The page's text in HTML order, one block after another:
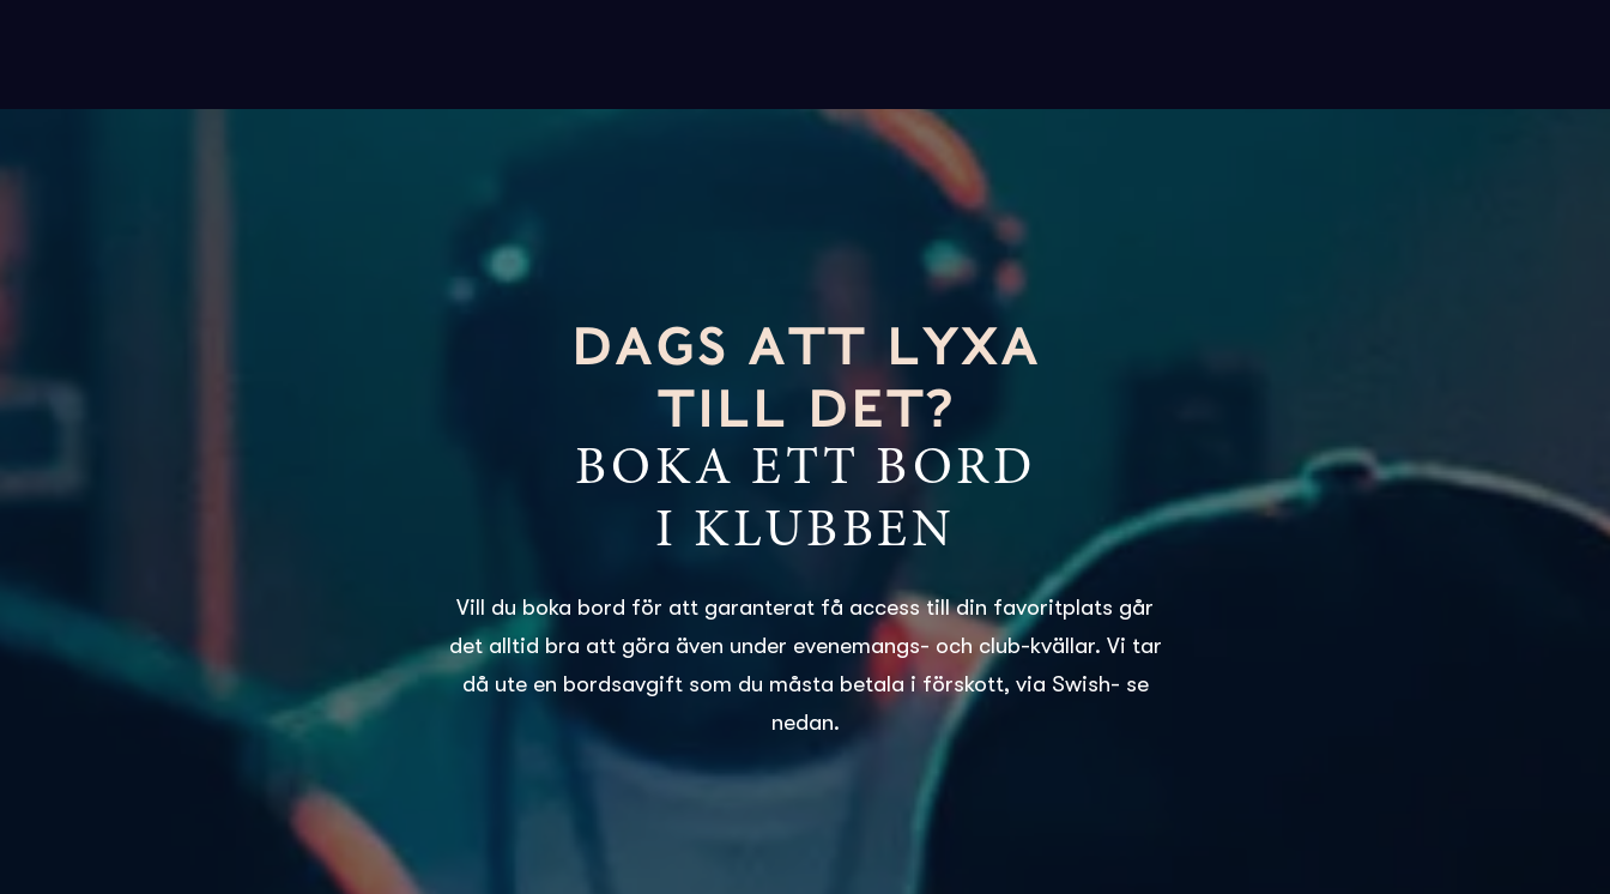
DAGS ATT LYXA
TILL DET?
BOKA ETT BORD
I KLUBBEN
Vill du boka bord för att garanterat få access till din favoritplats går
det alltid bra att göra även under evenemangs- och club-kvällar. Vi tar
då ute en bordsavgift som du måsta betala i förskott, via Swish- se
nedan.